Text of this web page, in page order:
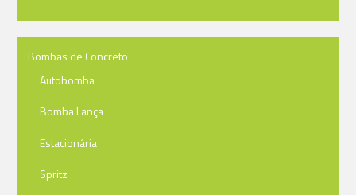
Bombas de Concreto
Autobomba
Bomba Lança
Estacionária
Spritz